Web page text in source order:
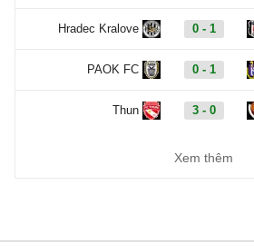
Hradec Kralove 0 - 1
PAOK FC 0 - 1
Thun 3 - 0
6 - 1
Xem thêm